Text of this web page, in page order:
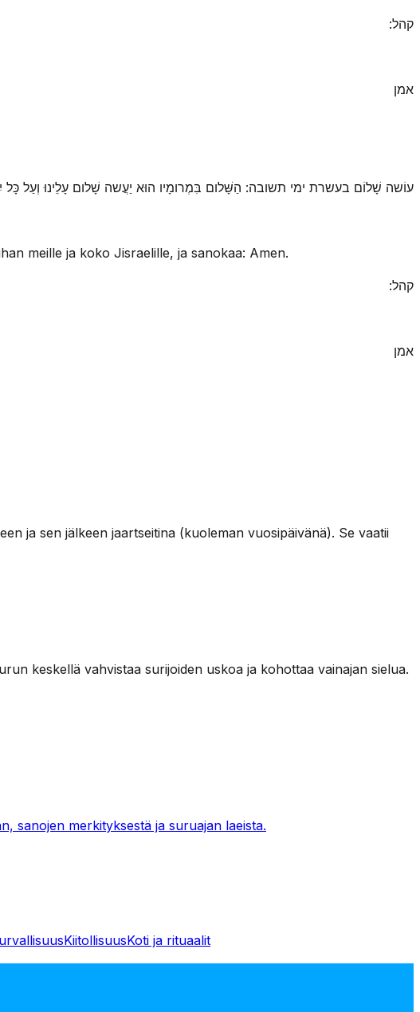
קהל:
אמן
עוֹשה שָׁלוֹם בעשרת ימי תשובה: הַשָּׁלום בִּמְרומָיו הוּא יַעֲשה שָׁלום עָלֵינוּ וְעַל כָּל
meille ja koko Jisraelille, ja sanokaa: Amen.
קהל:
אמן
ja sen jälkeen jaartseitina (kuoleman vuosipäivänä). Se vaatii
keskellä vahvistaa surijoiden uskoa ja kohottaa vainajan sielua.
sanojen merkityksestä ja suruajan laeista.
KiitollisuusKoti ja rituaalit